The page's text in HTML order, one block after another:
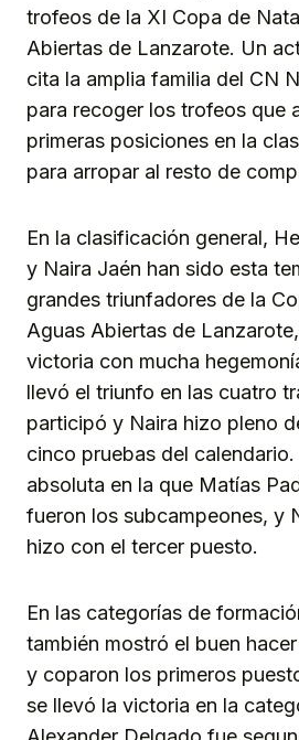
trofeos de la XI Copa de
Abiertas de Lanzarote. Un
cita la amplia familia del CN
para recoger los trofeos que
primeras posiciones en la
para arropar al resto de
En la clasificación general,
y Naira Jaén han sido esta
grandes triunfadores de la
Aguas Abiertas de
victoria con mucha
llevó el triunfo en las cuatro
participó y Naira hizo pleno
cinco pruebas del
absoluta en la que Matías
fueron los subcampeones, y
hizo con el tercer puesto.
En las categorías de
también mostró el buen
y coparon los primeros
se llevó la victoria en la